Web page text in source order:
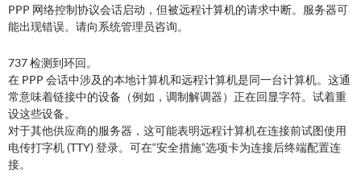
PPP 网络控制协议会话启动，但被远程计算机的请求中断。服务器可
能出现错误。请向系统管理员咨询。
737 检测到环回。
在 PPP 会话中涉及的本地计算机和远程计算机是同一台计算机。这通
常意味着链接中的设备（例如，调制解调器）正在回显字符。试着重
设这些设备。
对于其他供应商的服务器，这可能表明远程计算机在连接前试图使用
电传打字机 (TTY) 登录。可在“安全措施”选项卡为连接后终端配置连
接。